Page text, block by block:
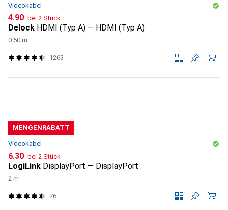
Videokabel
CHF
4.90 bei 2 Stück
Delock HDMI (Typ A) — HDMI (Typ A)
0.50 m
1263
MENGENRABATT
Videokabel
CHF
6.30 bei 2 Stück
LogiLink DisplayPort — DisplayPort
2 m
76